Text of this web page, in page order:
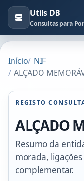
Utils DB
Consultas para
Início
NIF
ALÇADO
REGISTO
ALÇADO
Resumo da
morada,
complementar.